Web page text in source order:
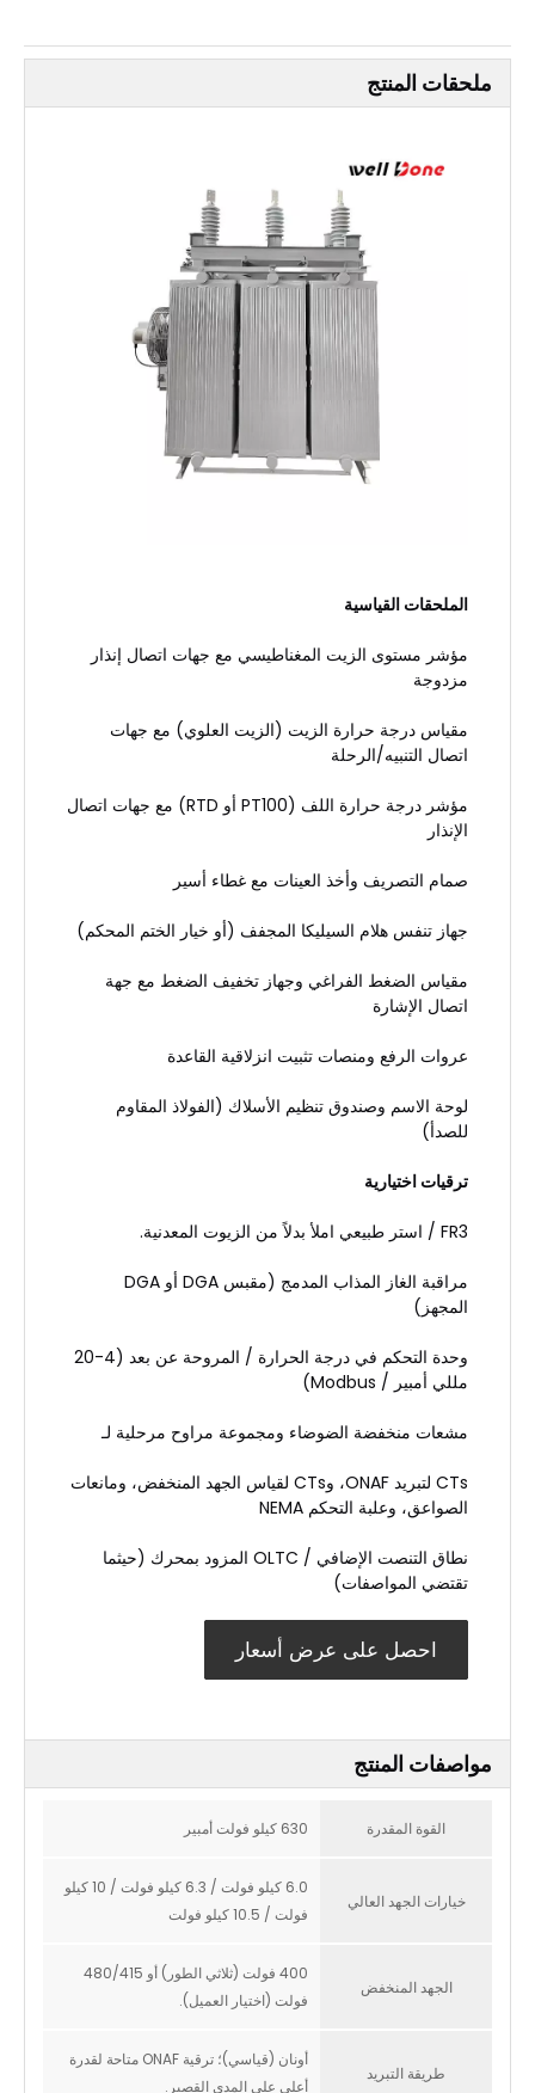
ملحقات المنتج
الملحقات القياسية
مؤشر مستوى الزيت المغناطيسي مع جهات اتصال إنذار
مزدوجة
مقياس درجة حرارة الزيت (الزيت العلوي) مع جهات
اتصال التنبيه/الرحلة
مؤشر درجة حرارة اللف (PT100 أو RTD) مع جهات اتصال
الإنذار
صمام التصريف وأخذ العينات مع غطاء أسير
جهاز تنفس هلام السيليكا المجفف (أو خيار الختم المحكم)
مقياس الضغط الفراغي وجهاز تخفيف الضغط مع جهة
اتصال الإشارة
عروات الرفع ومنصات تثبيت انزلاقية القاعدة
لوحة الاسم وصندوق تنظيم الأسلاك (الفولاذ المقاوم
للصدأ)
ترقيات اختيارية
FR3 / استر طبيعي املأ بدلاً من الزيوت المعدنية.
مراقبة الغاز المذاب المدمج (مقبس DGA أو DGA
المجهز)
وحدة التحكم في درجة الحرارة / المروحة عن بعد (4-20
مللي أمبير / Modbus)
مشعات منخفضة الضوضاء ومجموعة مراوح مرحلية لـ
CTs لتبريد ONAF، وCTs لقياس الجهد المنخفض، ومانعات
الصواعق، وعلبة التحكم NEMA
نطاق التنصت الإضافي / OLTC المزود بمحرك (حيثما
تقتضي المواصفات)
احصل على عرض أسعار
مواصفات المنتج
القوة المقدرة 630 كيلو فولت أمبير
خيارات الجهد العالي
6.0 كيلو فولت / 6.3 كيلو فولت / 10 كيلو
فولت / 10.5 كيلو فولت
الجهد المنخفض
400 فولت (ثلاثي الطور) أو 480/415
فولت (اختيار العميل).
طريقة التبريد
أونان (قياسي)؛ ترقية ONAF متاحة لقدرة
أعلى على المدى القصير.